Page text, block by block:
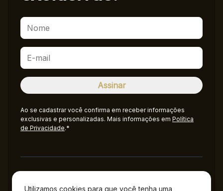
Utilizamos cookies para que você tenha uma
Ao se cadastrar você confirma em receber informações
exclusivas e personalizadas. Mais informações em Política
de Privacidade.*
Administração